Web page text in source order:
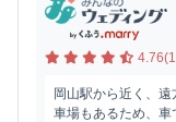
岡山駅から近く、
車場もあるため、車